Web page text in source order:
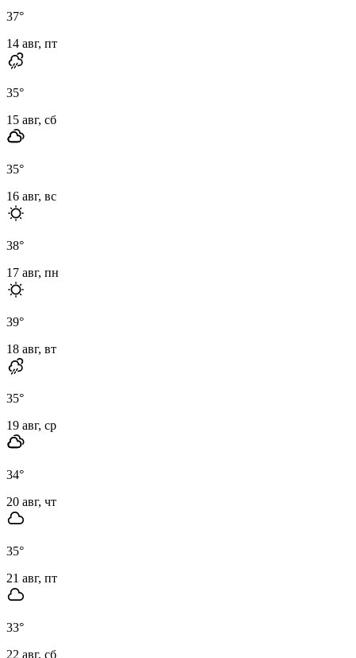
37°
14 авг, пт
35°
15 авг, сб
35°
16 авг, вс
38°
17 авг, пн
39°
18 авг, вт
35°
19 авг, ср
34°
20 авг, чт
35°
21 авг, пт
33°
22 авг, сб